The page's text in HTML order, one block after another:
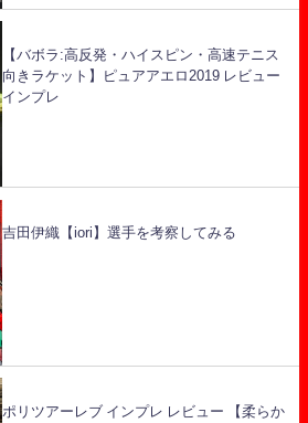
【バボラ:高反発・ハイスピン・高速テニス
向きラケット】ピュアアエロ2019 レビュー
インプレ
吉田伊織【iori】選手を考察してみる
ポリツアーレブ インプレ レビュー 【柔らか